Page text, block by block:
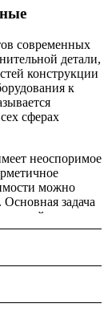
современных
детали,
конструкции
к
сферах
неоспоримое
можно
Основная задача
опоры